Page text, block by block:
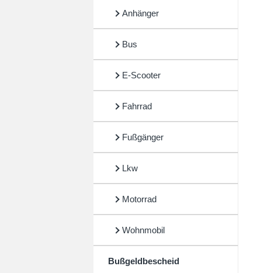
Anhänger
Bus
E-Scooter
Fahrrad
Fußgänger
Lkw
Motorrad
Wohnmobil
Bußgeldbescheid